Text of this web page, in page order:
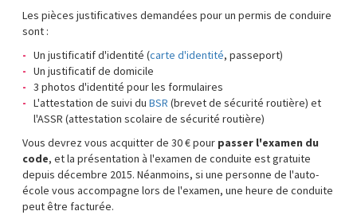
Les pièces justificatives demandées pour un permis de conduire
sont :
Un justificatif d'identité (carte d'identité, passeport)
Un justificatif de domicile
3 photos d'identité pour les formulaires
L'attestation de suivi du BSR (brevet de sécurité routière) et
l'ASSR (attestation scolaire de sécurité routière)
Vous devrez vous acquitter de 30 € pour passer l'examen du
code, et la présentation à l'examen de conduite est gratuite
depuis décembre 2015. Néanmoins, si une personne de l'auto-
école vous accompagne lors de l'examen, une heure de conduite
peut être facturée.